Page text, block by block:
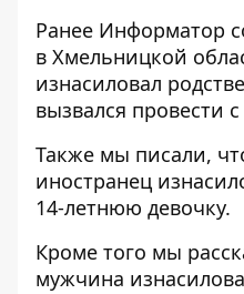
Ранее Информатор
в Хмельницкой
изнасиловал
вызвался провести
Также мы писали,
иностранец
14-летнюю девочку.
Кроме того мы
мужчина